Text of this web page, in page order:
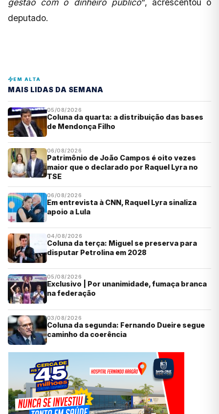
gestão com o dinheiro público“, acrescentou o
deputado.
EM ALTA
MAIS LIDAS DA SEMANA
05/08/2026
Coluna da quarta: a distribuição das bases
de Mendonça Filho
06/08/2026
Patrimônio de João Campos é oito vezes
maior que o declarado por Raquel Lyra no
TSE
06/08/2026
Em entrevista à CNN, Raquel Lyra sinaliza
apoio a Lula
04/08/2026
Coluna da terça: Miguel se preserva para
disputar Petrolina em 2028
05/08/2026
Exclusivo | Por unanimidade, fumaça branca
na federação
03/08/2026
Coluna da segunda: Fernando Dueire segue
caminho da coerência